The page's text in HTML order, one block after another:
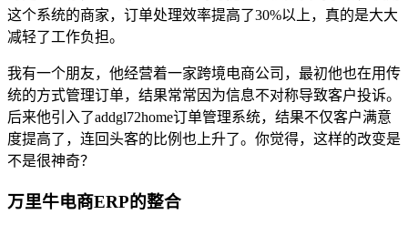
这个系统的商家，订单处理效率提高了30%以上，真的是大大
减轻了工作负担。
我有一个朋友，他经营着一家跨境电商公司，最初他也在用传
统的方式管理订单，结果常常因为信息不对称导致客户投诉。
后来他引入了addgl72home订单管理系统，结果不仅客户满意
度提高了，连回头客的比例也上升了。你觉得，这样的改变是
不是很神奇？
万里牛电商ERP的整合